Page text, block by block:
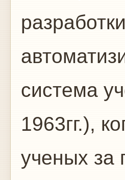
система
1963гг.),
ученых за